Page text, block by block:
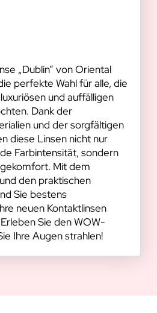
„Dublin“ von Oriental
perfekte Wahl für alle, die
und auffälligen
Dank der
und der sorgfältigen
diese Linsen nicht nur
Farbintensität, sondern
Mit dem
den praktischen
Sie bestens
neuen Kontaktlinsen
Sie den WOW-
Ihre Augen strahlen!